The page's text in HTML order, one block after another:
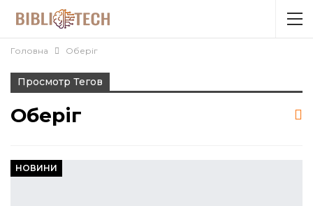
Головна Оберіг
Просмотр Тегов
Оберіг
НОВИНИ